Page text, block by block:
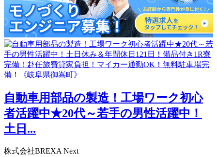
自動車用部品の製造！工場ワーク初心
者活躍中★20代～若手の男性活躍中！
土日...
株式会社BREXA Next